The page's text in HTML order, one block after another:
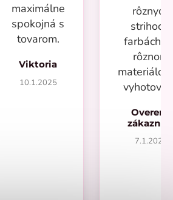
maximálne
spokojná s
tovarom.
Viktoria
10.1.2025
rôznych
strihoch,
farbách a
rôznom
Overený
7.1.2025